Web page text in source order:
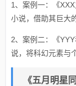
1、案例一：《
小说，借助其巨大
2、案例二：《
说，将科幻元素与
《五月明星